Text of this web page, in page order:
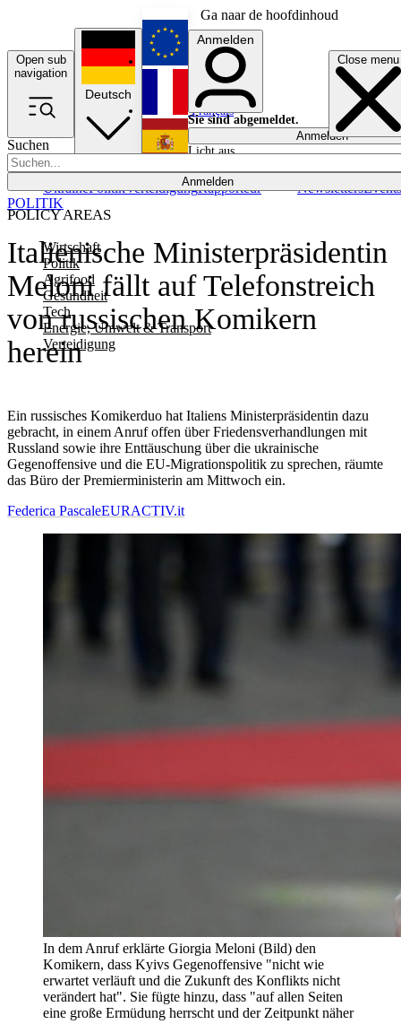
Ga naar de hoofdinhoud
Open sub
navigation
Close menu
Suchen
Anmelden
POLICY AREAS
Wirtschaft
Politik
Agrifood
Gesundheit
Tech
Energie, Umwelt & Transport
Verteidigung
UkrainePolitikVerteidigungRapporteur NewslettersEvents
Deutsch
English
Français
Anmelden
Sie sind abgemeldet.
Anmelden
Licht aus
Italienische Ministerpräsidentin
Meloni fällt auf Telefonstreich
von russischen Komikern
herein
Ein russisches Komikerduo hat Italiens Ministerpräsidentin dazu
gebracht, in einem Anruf offen über Friedensverhandlungen mit
Russland sowie ihre Enttäuschung über die ukrainische
Gegenoffensive und die EU-Migrationspolitik zu sprechen, räumte
das Büro der Premierministerin am Mittwoch ein.
POLITIK
Federica PascaleEURACTIV.it
In dem Anruf erklärte Giorgia Meloni (Bild) den
Komikern, dass Kyivs Gegenoffensive "nicht wie
erwartet verläuft und die Zukunft des Konflikts nicht
verändert hat". Sie fügte hinzu, dass "auf allen Seiten
eine große Ermüdung herrscht und der Zeitpunkt näher